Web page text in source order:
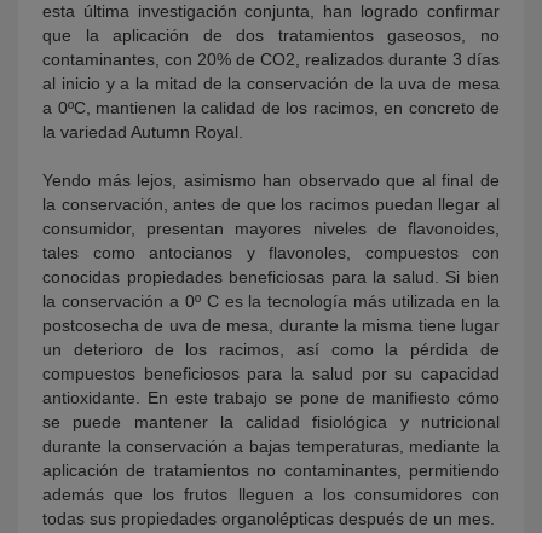
esta última investigación conjunta, han logrado confirmar
que la aplicación de dos tratamientos gaseosos, no
contaminantes, con 20% de CO2, realizados durante 3 días
al inicio y a la mitad de la conservación de la uva de mesa
a 0ºC, mantienen la calidad de los racimos, en concreto de
la variedad Autumn Royal.
Yendo más lejos, asimismo han observado que al final de
la conservación, antes de que los racimos puedan llegar al
consumidor, presentan mayores niveles de flavonoides,
tales como antocianos y flavonoles, compuestos con
conocidas propiedades beneficiosas para la salud. Si bien
la conservación a 0º C es la tecnología más utilizada en la
postcosecha de uva de mesa, durante la misma tiene lugar
un deterioro de los racimos, así como la pérdida de
compuestos beneficiosos para la salud por su capacidad
antioxidante. En este trabajo se pone de manifiesto cómo
se puede mantener la calidad fisiológica y nutricional
durante la conservación a bajas temperaturas, mediante la
aplicación de tratamientos no contaminantes, permitiendo
además que los frutos lleguen a los consumidores con
todas sus propiedades organolépticas después de un mes.